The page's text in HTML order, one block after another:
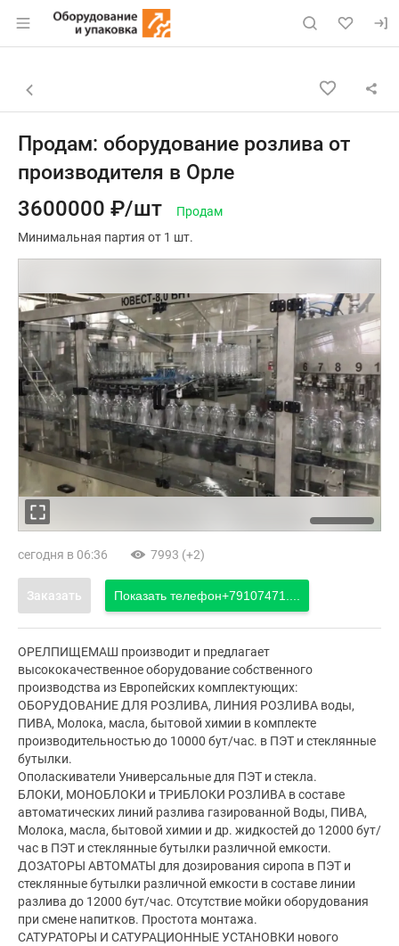
Раздел навигации по сайту eqinfo.ru
Объявление: Продам:
Навигация и управление объявлением
Назад к списку объявлений
Продам: оборудование розлива от
производителя в Орле
3600000 ₽/шт
Продам
Минимальная партия от 1 шт.
сегодня в 06:36 7993 (+2)
Заказать Показать телефон+79107471....
ОРЕЛПИЩЕМАШ производит и предлагает
высококачественное оборудование собственного
производства из Европейских комплектующих:
ОБОРУДОВАНИЕ ДЛЯ РОЗЛИВА, ЛИНИЯ РОЗЛИВА воды,
ПИВА, Молока, масла, бытовой химии в комплекте
производительностью до 10000 бут/час. в ПЭТ и стеклянные
бутылки.
Ополаскиватели Универсальные для ПЭТ и стекла.
БЛОКИ, МОНОБЛОКИ и ТРИБЛОКИ РОЗЛИВА в составе
автоматических линий разлива газированной Воды, ПИВА,
Молока, масла, бытовой химии и др. жидкостей до 12000 бут/
час в ПЭТ и стеклянные бутылки различной емкости.
ДОЗАТОРЫ АВТОМАТЫ для дозирования сиропа в ПЭТ и
стеклянные бутылки различной емкости в составе линии
разлива до 12000 бут/час. Отсутствие мойки оборудования
при смене напитков. Простота монтажа.
САТУРАТОРЫ И САТУРАЦИОННЫЕ УСТАНОВКИ нового